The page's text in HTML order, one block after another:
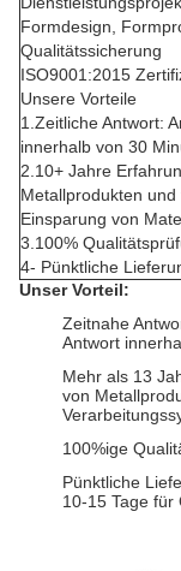
Formdesign,
Qualitätssicherung
ISO9001:2015
Unsere Vorteile
1.Zeitliche Antwort:
innerhalb von 30
2.10+ Jahre
Metallprodukten
Einsparung von
3.100%
4- Pünktliche
Unser Vorteil:
Zeitnahe
Antwort
Mehr als 13
von
100%ige
Pünktliche
10-15 Tage für